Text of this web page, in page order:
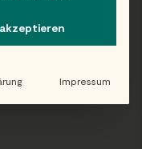
Impressum